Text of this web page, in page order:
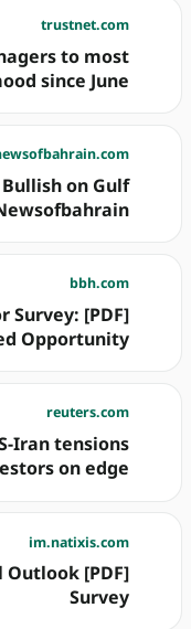
trustnet.com
to most
since June ...
on Gulf
bbh.com
Survey:
Opportunity
reuters.com
Iran tensions
on edge
im.natixis.com
Outlook
Survey